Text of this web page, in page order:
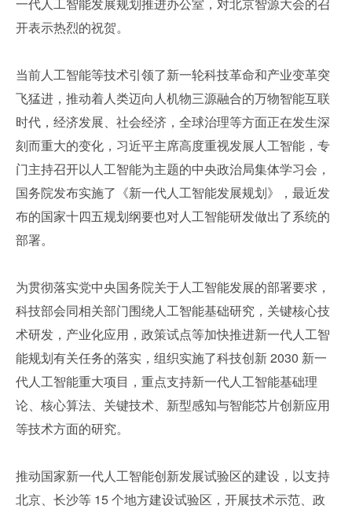
开表示热烈的祝贺。
当前人工智能等技术引领了新一轮科技革命和产业变革突
飞猛进，推动着人类迈向人机物三源融合的万物智能互联
时代，经济发展、社会经济，全球治理等方面正在发生深
刻而重大的变化，习近平主席高度重视发展人工智能，专
门主持召开以人工智能为主题的中央政治局集体学习会，
国务院发布实施了《新一代人工智能发展规划》，最近发
布的国家十四五规划纲要也对人工智能研发做出了系统的
部署。
为贯彻落实党中央国务院关于人工智能发展的部署要求，
科技部会同相关部门围绕人工智能基础研究，关键核心技
术研发，产业化应用，政策试点等加快推进新一代人工智
能规划有关任务的落实，组织实施了科技创新 2030 新一
代人工智能重大项目，重点支持新一代人工智能基础理
论、核心算法、关键技术、新型感知与智能芯片创新应用
等技术方面的研究。
推动国家新一代人工智能创新发展试验区的建设，以支持
北京、长沙等 15 个地方建设试验区，开展技术示范、政